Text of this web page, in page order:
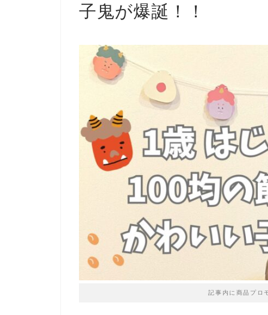
子鬼が爆誕！！
記事内に商品プロ